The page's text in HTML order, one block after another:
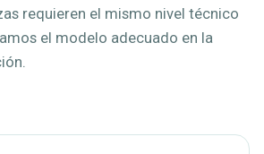
requieren el mismo nivel técnico
el modelo adecuado en la